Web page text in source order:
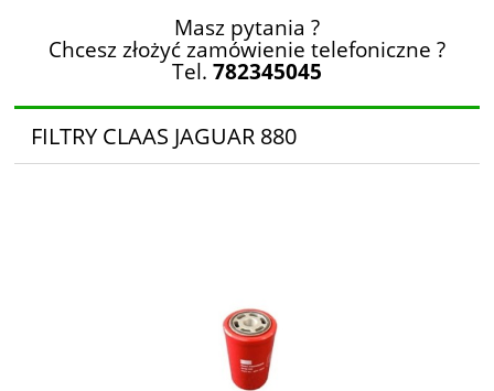
Masz pytania ?
Chcesz złożyć zamówienie telefoniczne ?
Tel. 782345045
FILTRY CLAAS JAGUAR 880